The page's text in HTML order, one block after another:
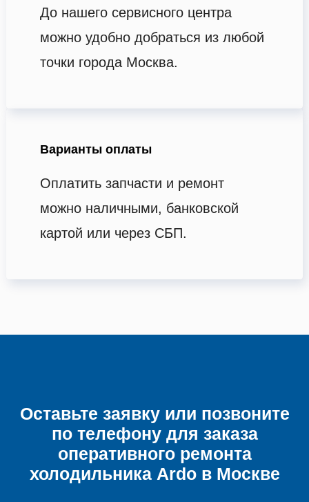
До нашего сервисного центра
можно удобно добраться из любой
точки города Москва.
Варианты оплаты
Оплатить запчасти и ремонт
можно наличными, банковской
картой или через СБП.
Оставьте заявку или позвоните
по телефону для заказа
оперативного ремонта
холодильникаArdo в Москве